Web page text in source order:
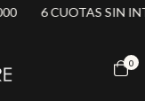
6 CUOTAS SIN
0